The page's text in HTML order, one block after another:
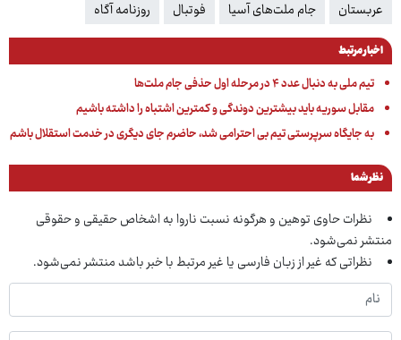
عربستان جام ملت‌های آسیا فوتبال روزنامه آگاه
اخبار مرتبط
تیم ملی به دنبال عدد ۴ در مرحله اول حذفی جام ملت‌ها
مقابل سوریه باید بیشترین دوندگی و کمترین اشتباه را داشته باشیم
به جایگاه سرپرستی تیم بی احترامی شد، حاضرم جای دیگری در خدمت استقلال باشم
نظر شما
نظرات حاوی توهین و هرگونه نسبت ناروا به اشخاص حقیقی و حقوقی
منتشر نمی‌شود.
نظراتی که غیر از زبان فارسی یا غیر مرتبط با خبر باشد منتشر نمی‌شود.